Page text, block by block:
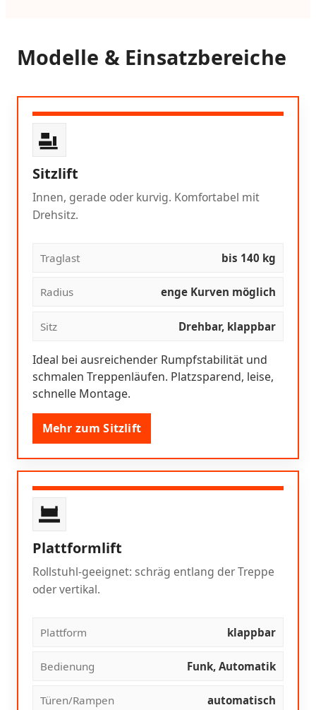
Modelle & Einsatzbereiche
Sitzlift
Innen, gerade oder kurvig. Komfortabel mit
Drehsitz.
Traglast bis 140 kg
Radius enge Kurven möglich
Sitz Drehbar, klappbar
Ideal bei ausreichender Rumpfstabilität und
schmalen Treppenläufen. Platzsparend, leise,
schnelle Montage.
Mehr zum Sitzlift
Plattformlift
Rollstuhl-geeignet: schräg entlang der Treppe
oder vertikal.
Plattform klappbar
Bedienung Funk, Automatik
Türen/Rampen automatisch